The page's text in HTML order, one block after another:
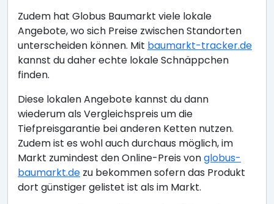
Zudem hat Globus Baumarkt viele lokale
Angebote, wo sich Preise zwischen Standorten
unterscheiden können. Mit baumarkt-tracker.de
kannst du daher echte lokale Schnäppchen
finden.
Diese lokalen Angebote kannst du dann
wiederum als Vergleichspreis um die
Tiefpreisgarantie bei anderen Ketten nutzen.
Zudem ist es wohl auch durchaus möglich, im
Markt zumindest den Online-Preis vonglobus-
baumarkt.de zu bekommen sofern das Produkt
dort günstiger gelistet ist als im Markt.